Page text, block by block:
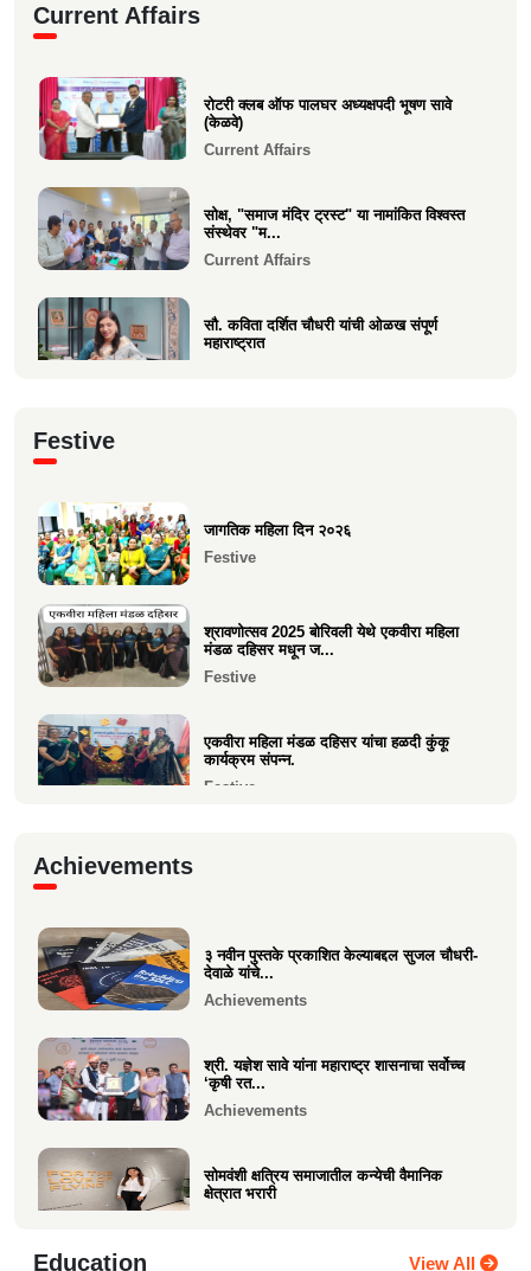
Sad Demise
Current Affairs
रोटरी क्लब ऑफ पालघर अध्यक्षपदी भूषण सावे
(केळवे)
Current Affairs
सोक्ष, "समाज मंदिर ट्रस्ट" या नामांकित विश्वस्त
संस्थेवर "म...
Current Affairs
सौ. कविता दर्शित चौधरी यांची ओळख संपूर्ण
महाराष्ट्रात
चे प्रकाशन
Festive
जागतिक महिला दिन २०२६
Festive
श्रावणोत्सव 2025 बोरिवली येथे एकवीरा महिला
मंडळ दहिसर मधून ज...
Festive
एकवीरा महिला मंडळ दहिसर यांचा हळदी कुंकू
कार्यक्रम संपन्न.
Festive
श्री. श्रीहास चुरी यांच्या आयईसीए फाउंडेशनच्या
पुरुष वृद्धाश...
Festive
Achievements
३ नवीन पुस्तके प्रकाशित केल्याबद्दल सुजल चौधरी-
देवाळे यांचे...
Achievements
श्री. यज्ञेश सावे यांना महाराष्ट्र शासनाचा सर्वोच्च
‘कृषी रत...
Achievements
सोमवंशी क्षत्रिय समाजातील कन्येची वैमानिक
क्षेत्रात भरारी
Education View All